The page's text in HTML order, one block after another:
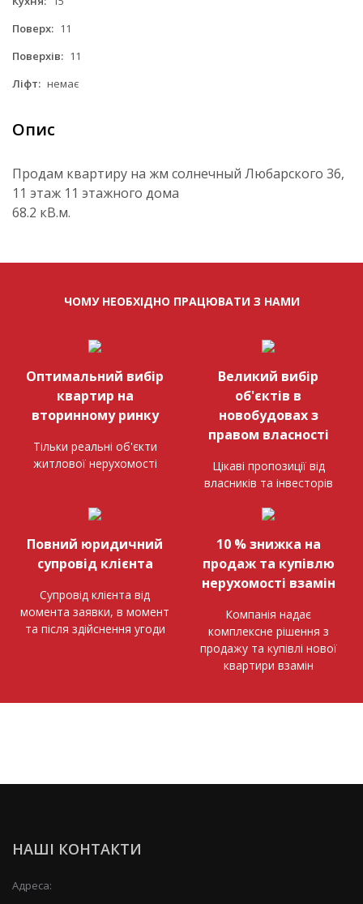
Поверх: 11
Поверхів: 11
Ліфт: немає
Опис
Продам квартиру на жм солнечный Любарского 36,
11 этаж 11 этажного дома
68.2 кВ.м.
ЧОМУ НЕОБХІДНО ПРАЦЮВАТИ З НАМИ
Оптимальний вибір
квартир на
вторинному ринку
Тільки реальні об'єкти
житлової нерухомості
Великий вибір
об'єктів в
новобудовах з
правом власності
Цікаві пропозиції від
власників та інвесторів
Повний юридичний
супровід клієнта
Супровід клієнта від
момента заявки, в момент
та після здійснення угоди
10 % знижка на
продаж та купівлю
нерухомості взамін
Компанія надає
комплексне рішення з
продажу та купівлі нової
квартири взамін
НАШІ КОНТАКТИ
Адреса: